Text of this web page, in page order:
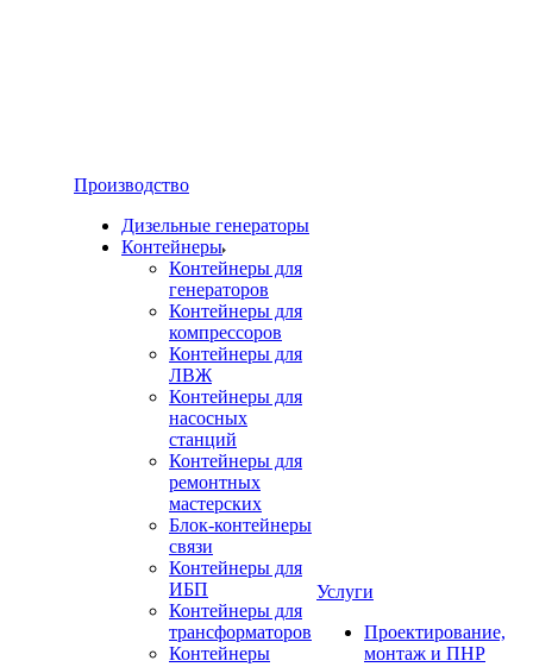
Производство
Дизельные генераторы
Контейнеры
Контейнеры для
генераторов
Контейнеры для
компрессоров
Контейнеры для
ЛВЖ
Контейнеры для
насосных
станций
Контейнеры для
ремонтных
мастерских
Блок-контейнеры
связи
Контейнеры для
ИБП
Контейнеры для
трансформаторов
Контейнеры
Услуги
Проектирование,
монтаж и ПНР